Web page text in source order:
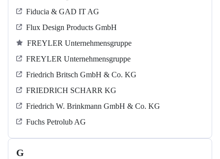
Fiducia & GAD IT AG
Flux Design Products GmbH
FREYLER Unternehmensgruppe
FREYLER Unternehmensgruppe
Friedrich Britsch GmbH & Co. KG
FRIEDRICH SCHARR KG
Friedrich W. Brinkmann GmbH & Co. KG
Fuchs Petrolub AG
G